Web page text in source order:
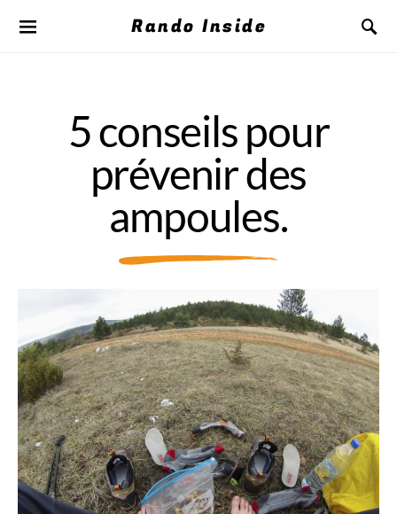
Rando Inside
5 conseils pour
prévenir des
ampoules.